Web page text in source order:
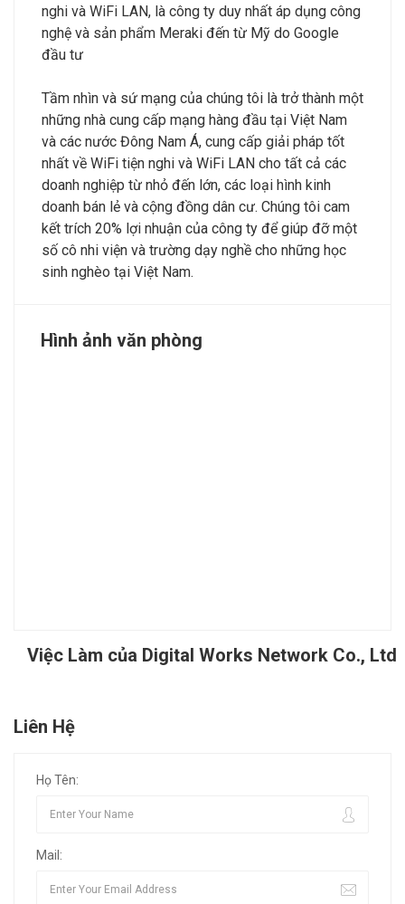
nghi và WiFi LAN, là công ty duy nhất áp dụng công
nghệ và sản phẩm Meraki đến từ Mỹ do Google
đầu tư
Tầm nhìn và sứ mạng của chúng tôi là trở thành một
những nhà cung cấp mạng hàng đầu tại Việt Nam
và các nước Đông Nam Á, cung cấp giải pháp tốt
nhất về WiFi tiện nghi và WiFi LAN cho tất cả các
doanh nghiệp từ nhỏ đến lớn, các loại hình kinh
doanh bán lẻ và cộng đồng dân cư. Chúng tôi cam
kết trích 20% lợi nhuận của công ty để giúp đỡ một
số cô nhi viện và trường dạy nghề cho những học
sinh nghèo tại Việt Nam.
Hình ảnh văn phòng
Việc Làm của Digital Works Network Co., Ltd
Liên Hệ
Họ Tên:
Mail: